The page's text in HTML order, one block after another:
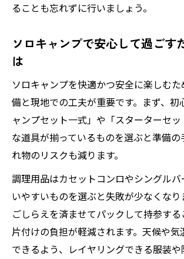
ることも忘れずに行いましょう。
ソロキャンプで安心して過ごす
は
ソロキャンプを快適かつ安全に楽しむ
備と現地での工夫が重要です。まず、初
ャンプセット一式」や「スターターセ
な道具が揃っているものを選ぶと準備の
れ物のリスクも減ります。
調理用品はカセットコンロやシングル
いやすいものを選ぶと失敗が少なくなり
ごしらえを済ませてパックして持参す
片付けの負担が軽減されます。天候や
できるよう、レイヤリングできる服装